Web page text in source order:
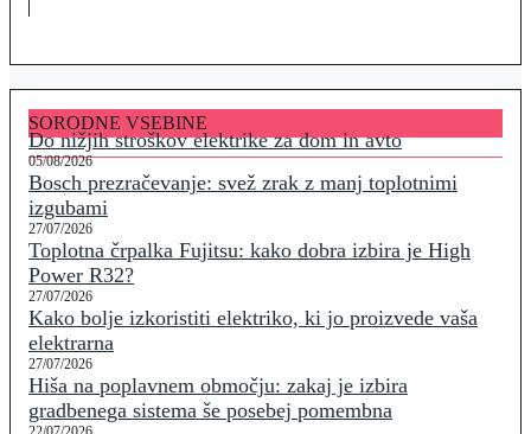
SORODNE VSEBINE
Do nižjih stroškov elektrike za dom in avto
05/08/2026
Bosch prezračevanje: svež zrak z manj toplotnimi
izgubami
27/07/2026
Toplotna črpalka Fujitsu: kako dobra izbira je High
Power R32?
27/07/2026
Kako bolje izkoristiti elektriko, ki jo proizvede vaša
elektrarna
27/07/2026
Hiša na poplavnem območju: zakaj je izbira
gradbenega sistema še posebej pomembna